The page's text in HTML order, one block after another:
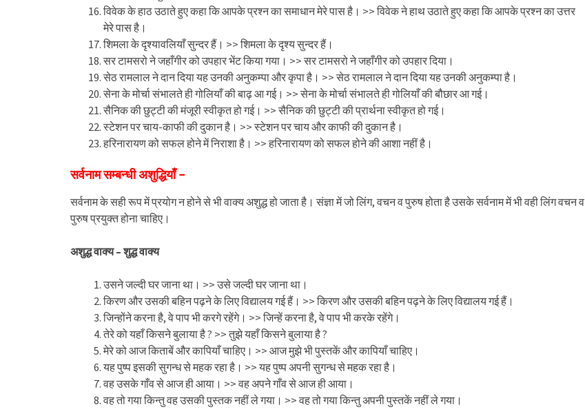
विवेक के हाठ उठाते हुए कहा कि आपके प्रश्न का समाधान मेरे पास है। >> विवेक ने हाथ उठाते हुए कहा कि आपके प्रश्न का उत्तर
मेरे पास है।
शिमला के दृश्यावलियाँ सुन्दर हैं। >> शिमला के दृश्य सुन्दर हैं।
सर टामसरो ने जहाँगीर को उपहार भेंट किया गया। >> सर टामसरो ने जहाँगीर को उपहार दिया।
सेठ रामलाल ने दान दिया यह उनकी अनुकम्पा और कृपा है। >> सेठ रामलाल ने दान दिया यह उनकी अनुकम्पा है।
सेना के मोर्चा संभालते ही गोलियाँ की बाढ़ आ गई। >> सेना के मोर्चा संभालते ही गोलियाँ की बौछार आ गई।
सैनिक की छुट्टी की मंजूरी स्वीकृत हो गई। >> सैनिक की छुट्टी की प्रार्थना स्वीकृत हो गई।
स्टेशन पर चाय-काफी की दुकान है। >> स्टेशन पर चाय और काफी की दुकान है।
हरिनारायण को सफल होने में निराशा है। >> हरिनारायण को सफल होने की आशा नहीं है।
सर्वनाम सम्बन्धी अशुद्धियाँ –
सर्वनाम के सही रूप में प्रयोग न होने से भी वाक्य अशुद्ध हो जाता है। संज्ञा में जो लिंग, वचन व पुरुष होता है उसके सर्वनाम में भी वही लिंग वचन व
पुरुष प्रयुक्त होना चाहिए।
अशुद्ध वाक्य – शुद्ध वाक्य
उसने जल्दी घर जाना था। >> उसे जल्दी घर जाना था।
किरण और उसकी बहिन पढ़ने के लिए विद्यालय गई हैं। >> किरण और उसकी बहिन पढ़ने के लिए विद्यालय गई हैं।
जिन्होंने करना है, वे पाप भी करगे रहेंगे। >> जिन्हें करना है, वे पाप भी करके रहेंगे।
तेरे को यहाँ किसने बुलाया है ? >> तुझे यहाँ किसने बुलाया है ?
मेरे को आज किताबें और कापियाँ चाहिए। >> आज मुझे भी पुस्तकें और कापियाँ चाहिए।
यह पुष्प इसकी सुगन्ध से महक रहा है। >> यह पुष्प अपनी सुगन्ध से महक रहा है।
वह उसके गाँव से आज ही आया। >> वह अपने गाँव से आज ही आया।
वह तो गया किन्तु वह उसकी पुस्तक नहीं ले गया। >> वह तो गया किन्तु अपनी पुस्तकें नहीं ले गया।